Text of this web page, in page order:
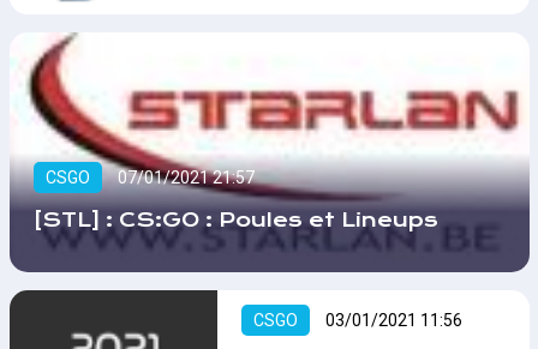
CSGO 07/01/2021 21:57
[STL] : CS:GO : Poules et Lineups
CSGO 03/01/2021 11:56